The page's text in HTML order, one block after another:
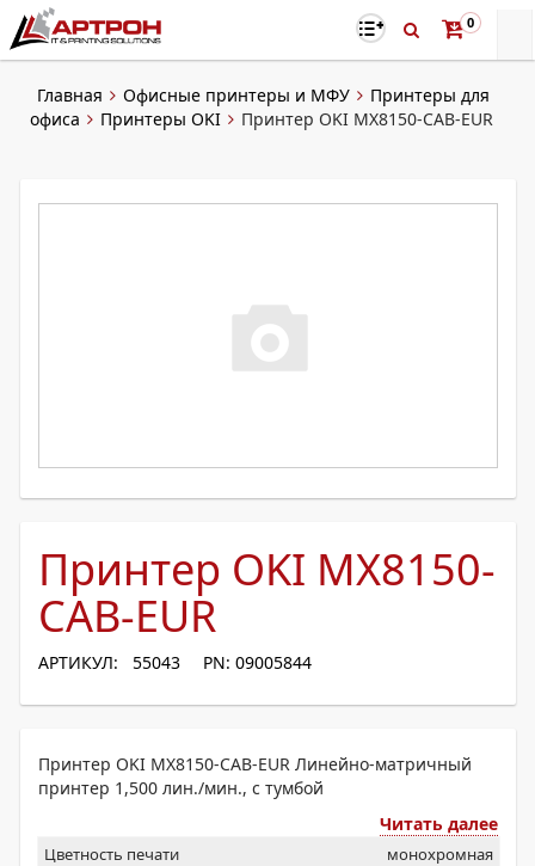
0
Главная Офисные принтеры и МФУ
Принтеры для
офиса
Принтеры OKI Принтер OKI MX8150-CAB-EUR
Принтер OKI MX8150-
CAB-EUR
АРТИКУЛ: 55043 PN: 09005844
Принтер OKI MX8150-CAB-EUR Линейно-матричный
принтер 1,500 лин./мин., с тумбой
Читать далее
Цветность печати
монохромная